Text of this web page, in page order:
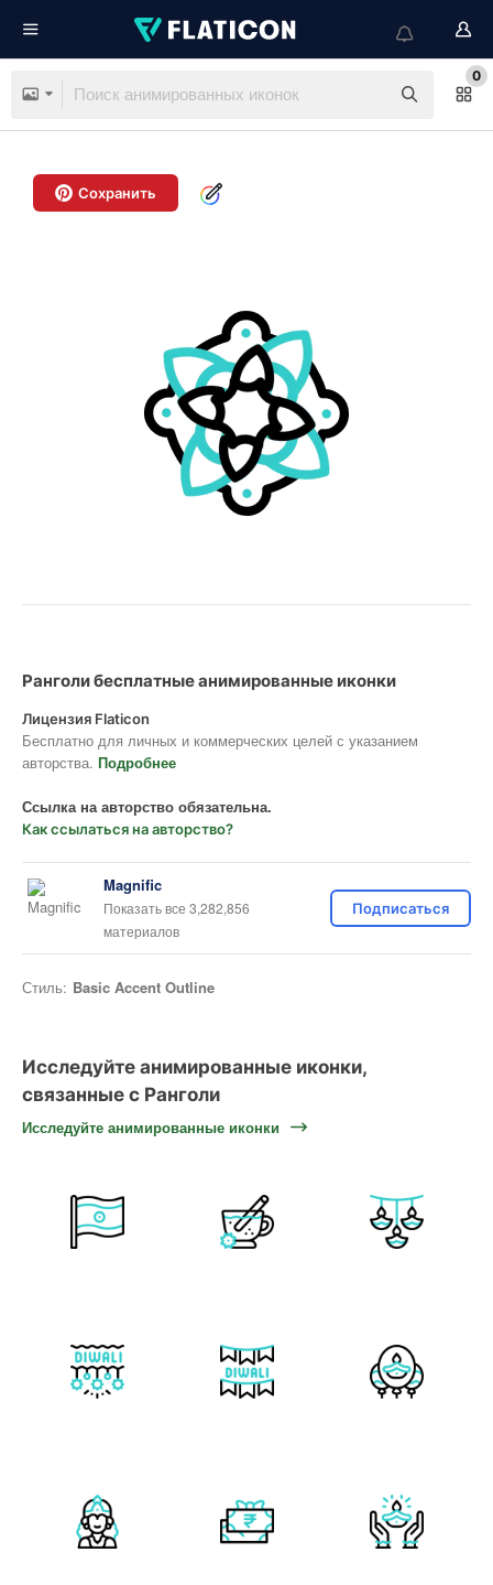
0
Сохранить
Ранголи бесплатные анимированные иконки
Лицензия Flaticon
Бесплатно для личных и коммерческих целей с указанием
авторства. Подробнее
Ссылка на авторство обязательна.
Как ссылаться на авторство?
Magnific
Показать все 3,282,856
материалов
Подписаться
Стиль: Basic Accent Outline
Исследуйте анимированные иконки,
связанные с Ранголи
Исследуйте анимированные иконки